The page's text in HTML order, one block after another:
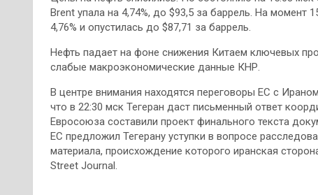
Brent упала на 4,74%, до $93,5 за баррель. На момент
4,76% и опустилась до $87,71 за баррель.
Нефть падает на фоне снижения Китаем ключевых
слабые макроэкономические данные КНР.
В центре внимания находятся переговоры ЕС с
что в 22:30 мск Тегеран даст письменный ответ
Евросоюза составили проект финального текста
ЕС предложил Тегерану уступки в вопросе
материала, происхождение которого иранская
Street Journal.